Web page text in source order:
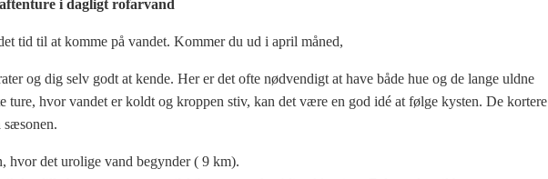
i dagligt rofarvand
tid til at komme på vandet. Kommer du ud i april måned,
og dig selv godt at kende. Her er det ofte nødvendigt at have både hue og de lange uldne
ture, hvor vandet er koldt og kroppen stiv, kan det være en god idé at følge kysten. De kortere
sæsonen.
hvor det urolige vand begynder ( 9 km).